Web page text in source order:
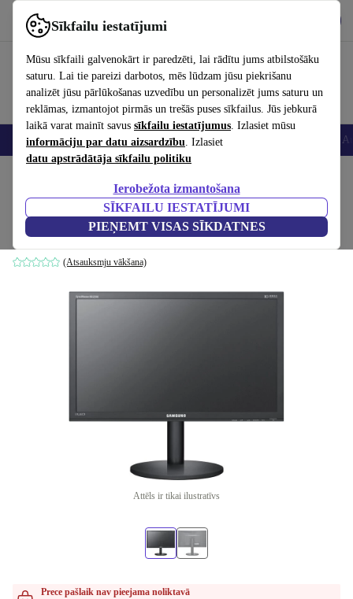
Sīkfailu iestatījumi
Mūsu sīkfaili galvenokārt ir paredzēti, lai rādītu jums atbilstošāku
saturu. Lai tie pareizi darbotos, mēs lūdzam jūsu piekrišanu
analizēt jūsu pārlūkošanas uzvedību un personalizēt jums saturu un
reklāmas, izmantojot pirmās un trešās puses sīkfailus. Jūs jebkurā
laikā varat mainīt savus sīkfailu iestatījumus. Izlasiet mūsu
informāciju par datu aizsardzību. Izlasiet
datu apstrādātāja sīkfailu politiku
Ierobežota izmantošana
SĪKFAILU IESTATĪJUMI
PIEŅEMT VISAS SĪKDATNES
Izmantojiet refurbed ātri un viegli
Viedtālruņi Portatīvie datori Planšetes Viedpulksteņi
Samsung SyncMaster BX2240 | 21.5"
Melns
(Atsauksmju vākšana)
Attēls ir tikai ilustratīvs
Prece pašlaik nav pieejama noliktavā